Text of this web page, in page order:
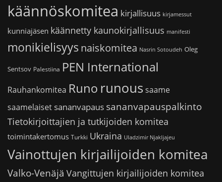
käännöskomitea kirjallisuus kirjamessut
kunniajäsen käännetty kaunokirjallisuus manifesti
monikielisyys naiskomitea Nasrin Sotoudeh Oleg
Sentsov Palestiina PEN International
Rauhankomitea Runo runoussaame
saamelaiset sananvapaus sananvapauspalkinto
Tietokirjoittajien ja tutkijoiden komitea
toimintakertomus Turkki Ukraina Uladzimir Njakljajeu
Vainottujen kirjailijoiden komitea
Valko-Venäjä Vangittujen kirjailijoiden komitea